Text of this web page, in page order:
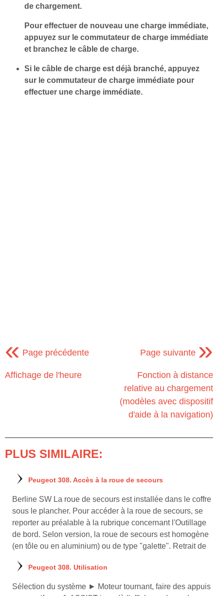
de chargement.
Pour effectuer de nouveau une charge immédiate,
appuyez sur le commutateur de charge immédiate
et branchez le câble de charge.
Si le câble de charge est déjà branché, appuyez
sur le commutateur de charge immédiate pour
effectuer une charge immédiate.
« Page précédente
Affichage de l'heure
Page suivante »
Fonction à distance
relative au chargement
(modèles avec dispositif
d'aide à la navigation)
PLUS SIMILAIRE:
Peugeot 308. Accès à la roue de secours
Berline SW La roue de secours est installée dans le coffre
sous le plancher. Pour accéder à la roue de secours, se
reporter au préalable à la rubrique concernant l'Outillage
de bord. Selon version, la roue de secours est homogène
(en tôle ou en aluminium) ou de type "galette". Retrait de
Peugeot 308. Utilisation
Sélection du système ► Moteur tournant, faire des appuis